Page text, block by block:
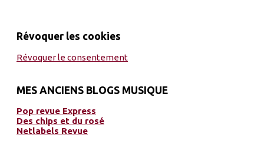
Révoquer les cookies
Révoquer le consentement
MES ANCIENS BLOGS MUSIQUE
Pop revue Express
Des chips et du rosé
Netlabels Revue